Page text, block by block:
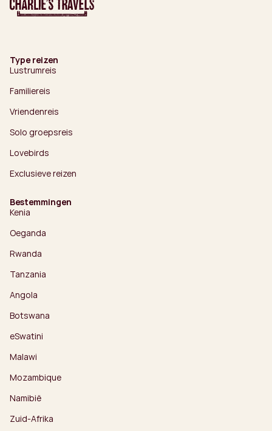
Type reizen
Lustrumreis
Familiereis
Vriendenreis
Solo groepsreis
Lovebirds
Exclusieve reizen
Bestemmingen
Kenia
Oeganda
Rwanda
Tanzania
Angola
Botswana
eSwatini
Malawi
Mozambique
Namibië
Zuid-Afrika